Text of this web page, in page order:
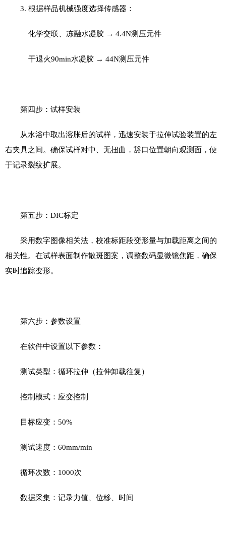
3. 根据样品机械强度选择传感器：
化学交联、冻融水凝胶 → 4.4N测压元件
干退火90min水凝胶 → 44N测压元件
第四步：试样安装
从水浴中取出溶胀后的试样，迅速安装于拉伸试验装置的左
右夹具之间。确保试样对中、无扭曲，豁口位置朝向观测面，便
于记录裂纹扩展。
第五步： DIC标定
采用数字图像相关法，校准标距段变形量与加载距离之间的
相关性。在试样表面制作散斑图案，调整数码显微镜焦距，确保
实时追踪变形。
第六步：参数设置
在软件中设置以下参数：
测试类型：循环拉伸（拉伸卸载往复）
控制模式：应变控制
目标应变： 50%
测试速度： 60mm/min
循环次数： 1000次
数据采集：记录力值、位移、时间